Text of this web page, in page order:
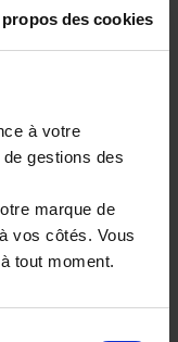
des cookies
à votre
gestions des
marque de
vos côtés. Vous
tout moment.
versions